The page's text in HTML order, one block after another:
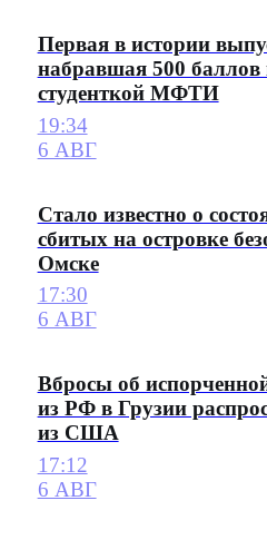
Первая в истории
набравшая 500
студенткой МФТИ
19:34
6 АВГ
Стало известно о
сбитых на островке
Омске
17:30
6 АВГ
Вбросы об
из РФ в Грузии
из США
17:12
6 АВГ